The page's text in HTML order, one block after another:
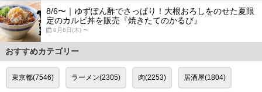
8/6〜｜ゆずぽん酢でさっぱり！大根おろしをのせた夏限
定のカルビ丼を販売『焼きたてのかるび』
8月6日(木) 〜
おすすめカテゴリー
東京都(7546) ラーメン(2305) 肉(2253) 居酒屋(1804)